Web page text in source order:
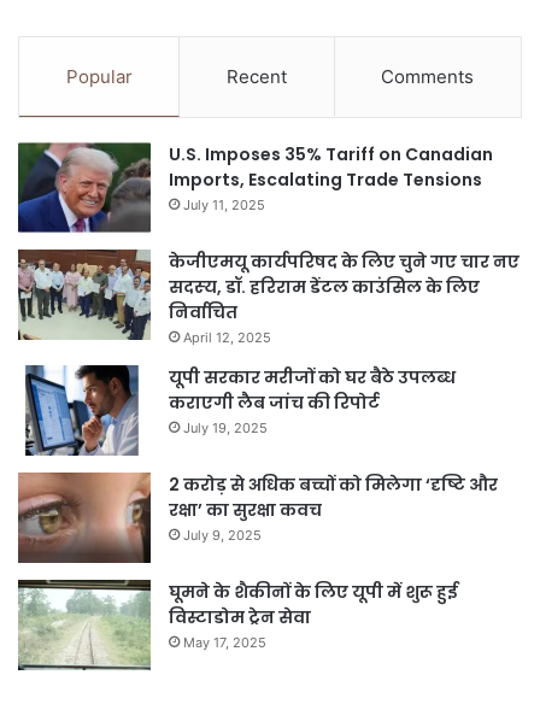
Popular Recent Comments
U.S. Imposes 35% Tariff on Canadian
Imports, Escalating Trade Tensions
July 11, 2025
केजीएमयू कार्यपरिषद के लिए चुने गए चार नए
सदस्‍य, डॉ. हरिराम डेंटल काउंसिल के लिए
निर्वाचित
April 12, 2025
यूपी सरकार मरीजों को घर बैठे उपलब्ध
कराएगी लैब जांच की रिपोर्ट
July 19, 2025
2 करोड़ से अधिक बच्चों को मिलेगा ‘दृष्टि और
रक्षा’ का सुरक्षा कवच
July 9, 2025
घूमने के शैकीनों के लिए यूपी में शुरू हुई
विस्टाडोम ट्रेन सेवा
May 17, 2025